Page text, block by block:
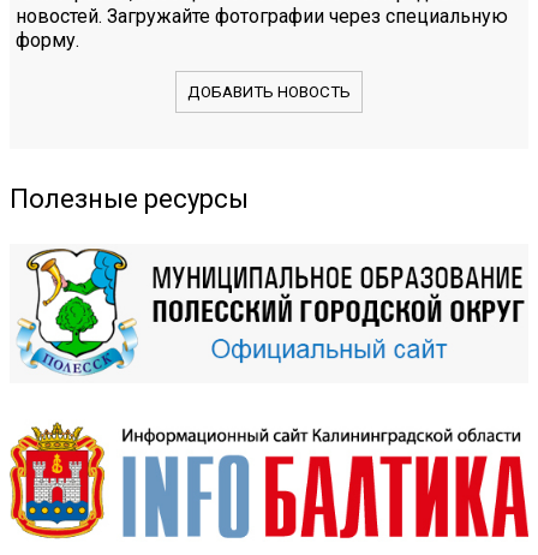
новостей. Загружайте фотографии через специальную
форму.
ДОБАВИТЬ НОВОСТЬ
Полезные ресурсы